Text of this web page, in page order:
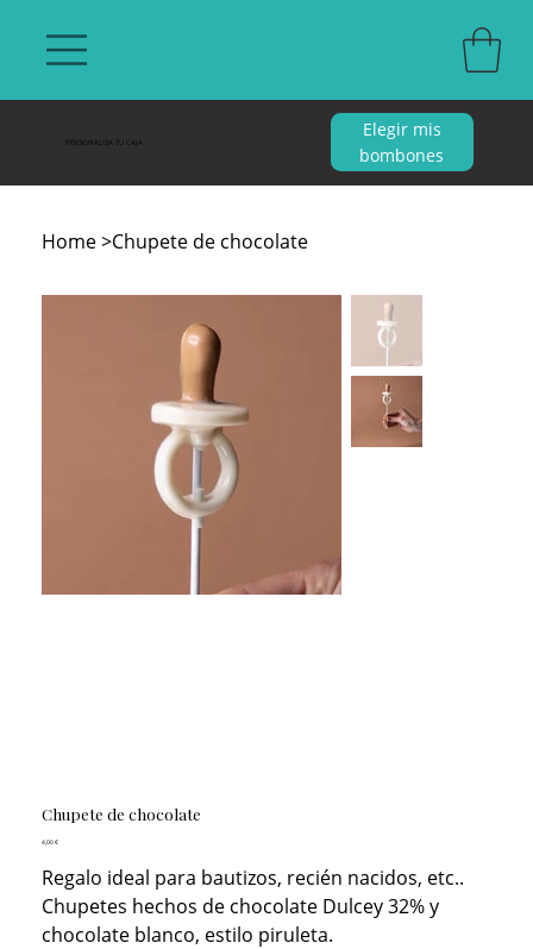
PERSONALIZA TU CAJA
Elegir mis
bombones
Home>Chupete de chocolate
Chupete de chocolate
Precio
4,00 €
Regalo ideal para bautizos, recién nacidos, etc..
Chupetes hechos de chocolate Dulcey 32% y
chocolate blanco, estilo piruleta.